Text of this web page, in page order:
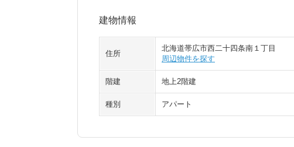
建物情報
住所
北海道帯広市西二十四条南１丁目
周辺物件を探す
階建 地上2階建
種別 アパート